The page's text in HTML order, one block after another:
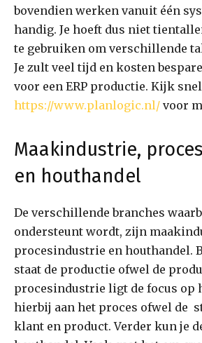
bovendien werken vanuit één
handig. Je hoeft dus niet
te gebruiken om verschillende
Je zult veel tijd en kosten
voor een ERP productie. Kijk
https://www.planlogic.nl/ voor
Maakindustrie,
en houthandel
De verschillende branches
ondersteunt wordt, zijn
procesindustrie en houthandel.
staat de productie ofwel de
procesindustrie ligt de focus op
hierbij aan het proces ofwel de
klant en product. Verder kun je